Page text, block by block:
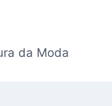
da Moda